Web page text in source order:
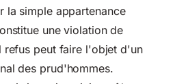
la simple appartenance
une violation de
refus peut faire l'objet d'un
des prud'hommes.